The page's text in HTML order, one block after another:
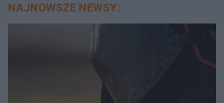
NAJNOWSZE NEWSY: